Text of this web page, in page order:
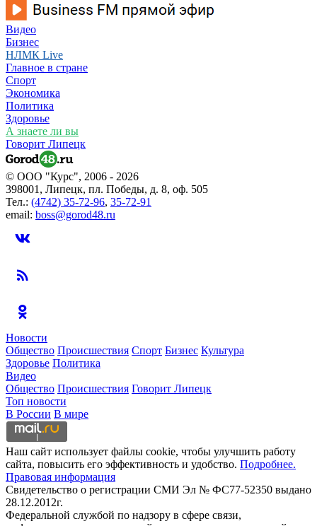
Видео
Бизнес
НЛМК Live
Главное в стране
Спорт
Экономика
Политика
Здоровье
А знаете ли вы
Говорит Липецк
© ООО "Курс", 2006 - 2026
398001, Липецк, пл. Победы, д. 8, оф. 505
Тел.: (4742) 35-72-96, 35-72-91
email: boss@gorod48.ru
Новости
Общество Происшествия Спорт Бизнес Культура
Здоровье Политика
Видео
Общество Происшествия Говорит Липецк
Топ новости
В России В мире
Наш сайт использует файлы cookie, чтобы улучшить работу
сайта, повысить его эффективность и удобство. Подробнее.
Правовая информация
Свидетельство о регистрации СМИ Эл № ФС77-52350 выдано
28.12.2012г.
Федеральной службой по надзору в сфере связи,